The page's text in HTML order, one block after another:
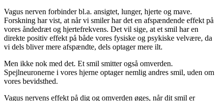
Vagus nerven forbinder bl.a. ansigtet, lunger, hjerte og mave.
Forskning har vist, at når vi smiler har det en afspændende effekt på
vores åndedræt og hjertefrekvens. Det vil sige, at et smil har en
direkte positiv effekt på både vores fysiske og psykiske velvære, da
vi dels bliver mere afspændte, dels optager mere ilt.
Men ikke nok med det. Et smil smitter også omverden.
Spejlneuronerne i vores hjerne optager nemlig andres smil, uden om
vores bevidsthed.
Vagus nervens effekt på dig og omverden øges, når dit smil er